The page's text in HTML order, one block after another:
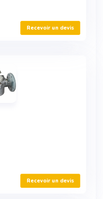
Recevoir un devis
Recevoir un devis